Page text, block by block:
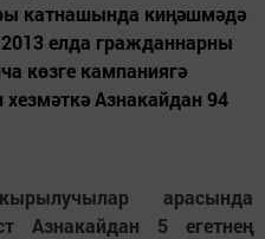
катнашында киңәшмәдә
елда гражданнарны
көзге кампаниягә
Азнакайдан 94
арасында
Азнакайдан 5 егетнең